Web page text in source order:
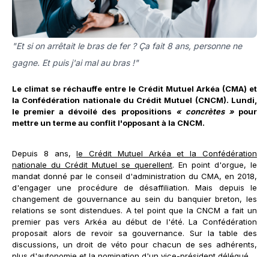
"Et si on arrêtait le bras de fer ? Ça fait 8 ans, personne ne
gagne. Et puis j'ai mal au bras !"
Le climat se réchauffe entre le Crédit Mutuel Arkéa (CMA) et
la Confédération nationale du Crédit Mutuel (CNCM). Lundi,
le premier a dévoilé des propositions « concrètes »pour
mettre un terme au conflit l'opposant à la CNCM.
Depuis 8 ans,le Crédit Mutuel Arkéa et la Confédération
nationale du Crédit Mutuel se querellent. En point d'orgue, le
mandat donné par le conseil d'administration du CMA, en 2018,
d'engager une procédure de désaffiliation. Mais depuis le
changement de gouvernance au sein du banquier breton, les
relations se sont distendues. A tel point que la CNCM a fait un
premier pas vers Arkéa au début de l'été. La Confédération
proposait alors de revoir sa gouvernance. Sur la table des
discussions, un droit de véto pour chacun de ses adhérents,